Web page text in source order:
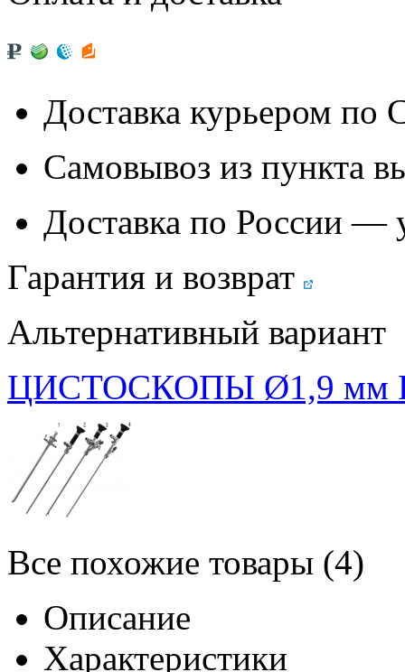
Доставка курьером
Самовывоз из пункта
Доставка по России —
Гарантия и возврат
Альтернативный вариант
ЦИСТОСКОПЫ Ø1,9 мм
Все похожие товары (4)
Описание
Характеристики